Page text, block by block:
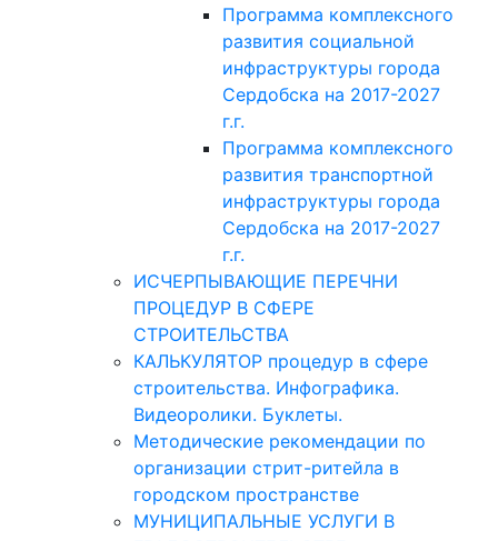
Программа комплексного
развития социальной
инфраструктуры города
Сердобска на 2017-2027
г.г.
Программа комплексного
развития транспортной
инфраструктуры города
Сердобска на 2017-2027
г.г.
ИСЧЕРПЫВАЮЩИЕ ПЕРЕЧНИ
ПРОЦЕДУР В СФЕРЕ
СТРОИТЕЛЬСТВА
КАЛЬКУЛЯТОР процедур в сфере
строительства. Инфографика.
Видеоролики. Буклеты.
Методические рекомендации по
организации стрит-ритейла в
городском пространстве
МУНИЦИПАЛЬНЫЕ УСЛУГИ В